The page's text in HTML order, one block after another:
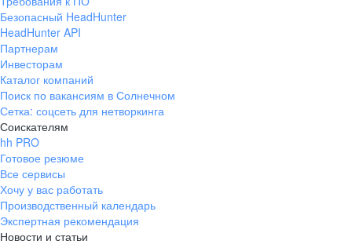
Безопасный HeadHunter
HeadHunter API
Партнерам
Инвесторам
Каталог компаний
Поиск по вакансиям в Солнечном
Сетка: соцсеть для нетворкинга
Соискателям
hh PRO
Готовое резюме
Все сервисы
Хочу у вас работать
Производственный календарь
Экспертная рекомендация
Новости и статьи